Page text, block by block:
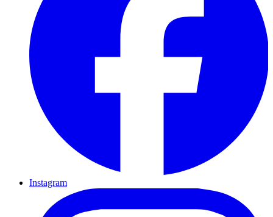
Instagram